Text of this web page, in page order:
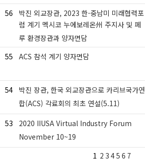
56
박진 외교장관, 2023 한-중남미 미래협력포
럼 계기 멕시코 누에보레온州 주지사 및 페
루 환경장관과 양자면담
55 ACS 참석 계기 양자면담
54
박진 장관, 한국 외교장관으로 카리브국가연
합(ACS) 각료회의 최초 연설(5.11)
53
2020 IIUSA Virtual Industry Forum
November 10~19
1 2 3 45 6 7